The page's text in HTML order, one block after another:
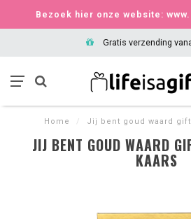
Bezoek hier onze website:
Gratis verzending
Home / Jij bent goud waard
JIJ BENT GOUD WAARD
KAARS